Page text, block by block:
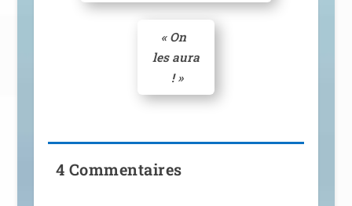
«On
les aura
! »
4 Commentaires